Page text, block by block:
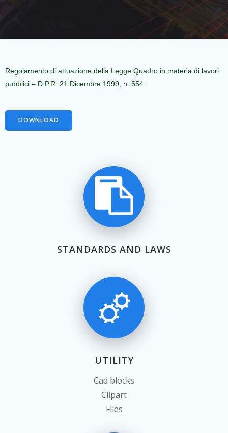
Regolamento di attuazione della Legge Quadro in materia di lavori
pubblici – D.P.R. 21 Dicembre 1999, n. 554
DOWNLOAD
STANDARDS AND LAWS
UTILITY
Cad blocks
Clipart
Files